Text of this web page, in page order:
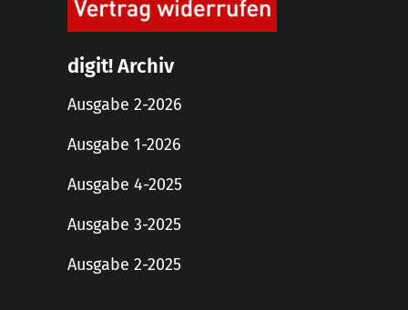
digit! Archiv
Ausgabe 2-2026
Ausgabe 1-2026
Ausgabe 4-2025
Ausgabe 3-2025
Ausgabe 2-2025